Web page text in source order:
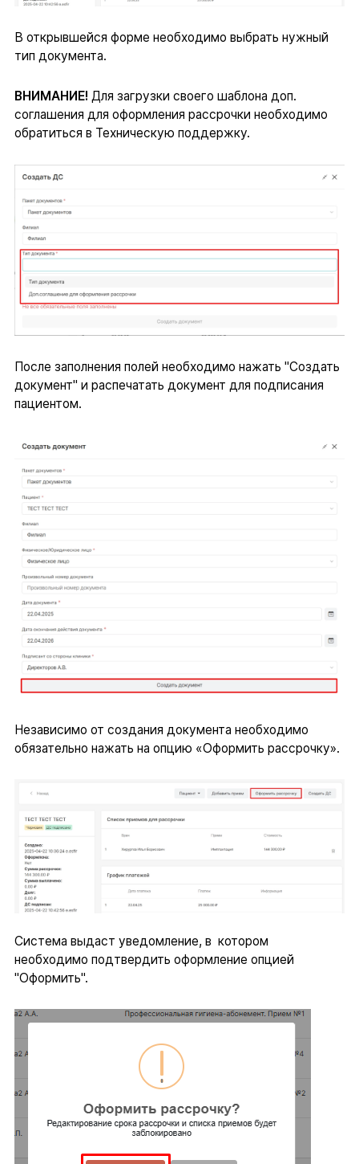
В открывшейся форме необходимо выбрать нужный
тип документа.
ВНИМАНИЕ! Для загрузки своего шаблона доп.
соглашения для оформления рассрочки необходимо
обратиться в Техническую поддержку.
После заполнения полей необходимо нажать "Создать
документ" и распечатать документ для подписания
пациентом.
Независимо от создания документа необходимо
обязательно нажать на опцию «Оформить рассрочку».
Система выдаст уведомление, в котором
необходимо подтвердить оформление опцией
"Оформить".